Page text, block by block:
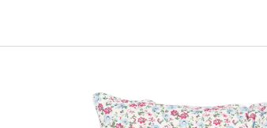
CHŇAPKA ELLE PALE BLUE